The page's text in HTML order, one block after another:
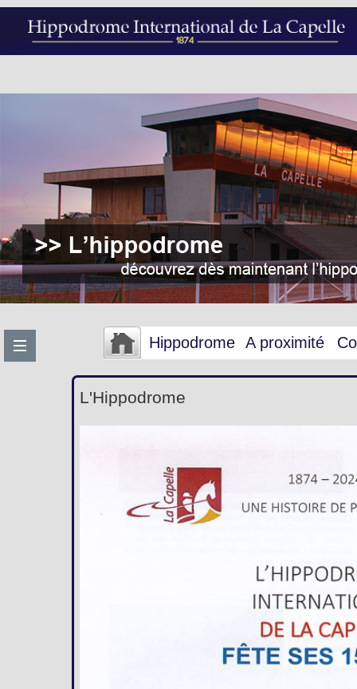
Hippodrome A proximité
L'Hippodrome